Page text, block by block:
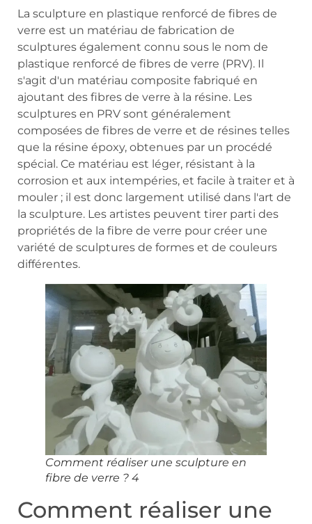
La sculpture en plastique renforcé de fibres de
verre est un matériau de fabrication de
sculptures également connu sous le nom de
plastique renforcé de fibres de verre (PRV). Il
s'agit d'un matériau composite fabriqué en
ajoutant des fibres de verre à la résine. Les
sculptures en PRV sont généralement
composées de fibres de verre et de résines telles
que la résine époxy, obtenues par un procédé
spécial. Ce matériau est léger, résistant à la
corrosion et aux intempéries, et facile à traiter et à
mouler ; il est donc largement utilisé dans l'art de
la sculpture. Les artistes peuvent tirer parti des
propriétés de la fibre de verre pour créer une
variété de sculptures de formes et de couleurs
différentes.
Comment réaliser une sculpture en
fibre de verre ? 4
Comment réaliser une